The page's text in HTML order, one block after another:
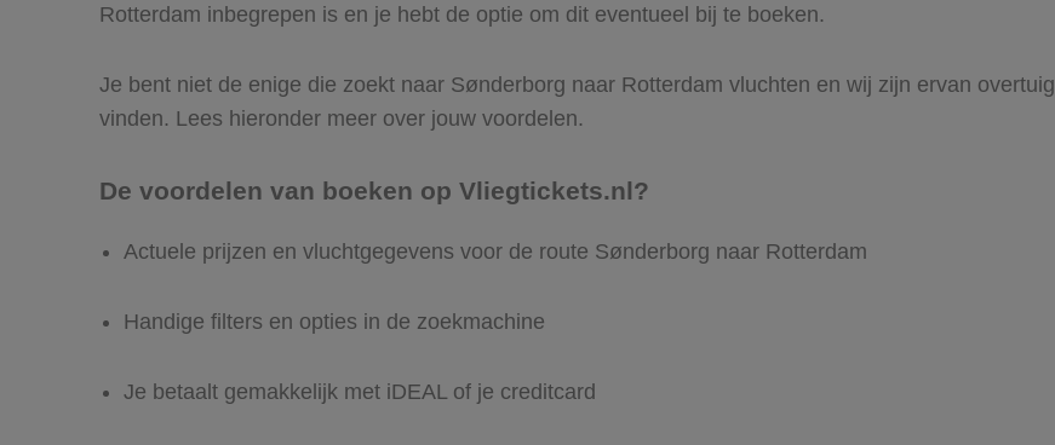
Rotterdam inbegrepen is en je hebt de optie om dit eventueel bij te boeken.
Je bent niet de enige die zoekt naar Sønderborg naar Rotterdam vluchten en wij zijn ervan
vinden. Lees hieronder meer over jouw voordelen.
De voordelen van boeken op Vliegtickets.nl?
Actuele prijzen en vluchtgegevens voor de route Sønderborg naar Rotterdam
Handige filters en opties in de zoekmachine
Je betaalt gemakkelijk met iDEAL of je creditcard